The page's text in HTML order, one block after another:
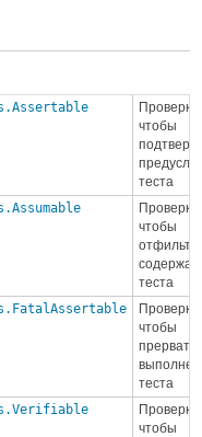
Проверка,
чтобы
теста
Проверка,
чтобы
теста
Проверка,
чтобы
прервать
теста
Проверка,
чтобы